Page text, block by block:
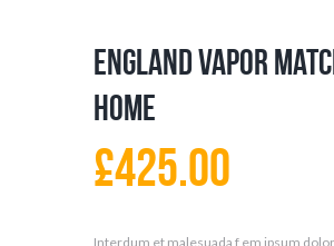
England Vapor
Home
£425.00
Interdum et malesuada f em ipsum